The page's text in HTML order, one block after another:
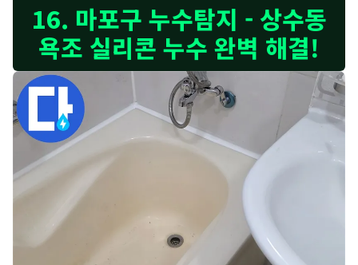
16. 마포구 누수탐지 - 상수동
욕조 실리콘 누수 완벽 해결!